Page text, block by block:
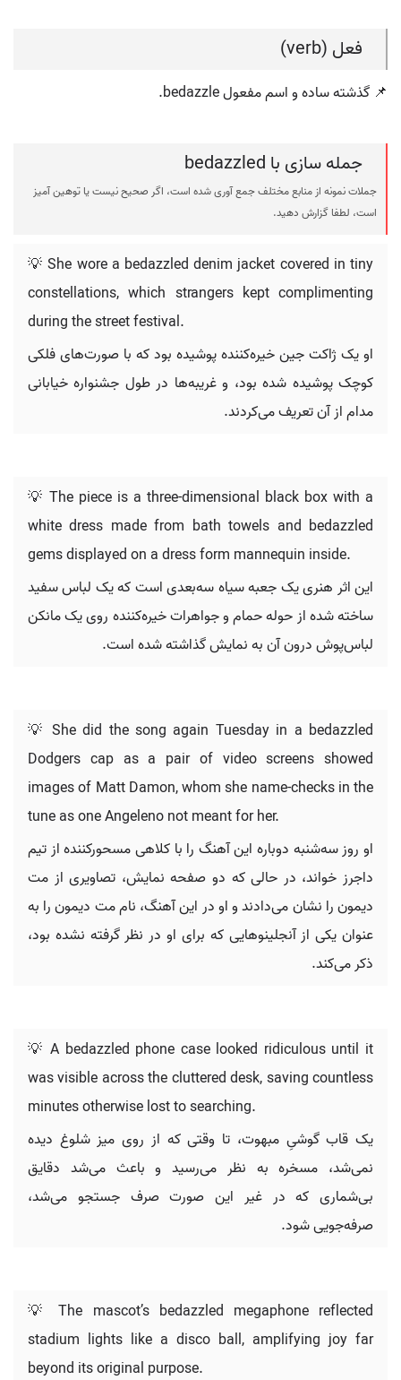
فعل (verb)
📌 گذشته ساده و اسم مفعول bedazzle.
جمله سازی با bedazzled
جملات نمونه از منابع مختلف جمع آوری شده است، اگر صحیح نیست یا توهین آمیز
است، لطفا گزارش دهید.
💡 She wore a bedazzled denim jacket covered in tiny
constellations, which strangers kept complimenting
during the street festival.
او یک ژاکت جین خیره‌کننده پوشیده بود که با صورت‌های فلکی
کوچک پوشیده شده بود، و غریبه‌ها در طول جشنواره خیابانی
مدام از آن تعریف می‌کردند.
💡 The piece is a three-dimensional black box with a
white dress made from bath towels and bedazzled
gems displayed on a dress form mannequin inside.
این اثر هنری یک جعبه سیاه سه‌بعدی است که یک لباس سفید
ساخته شده از حوله حمام و جواهرات خیره‌کننده روی یک مانکن
لباس‌پوش درون آن به نمایش گذاشته شده است.
💡 She did the song again Tuesday in a bedazzled
Dodgers cap as a pair of video screens showed
images of Matt Damon, whom she name-checks in the
tune as one Angeleno not meant for her.
او روز سه‌شنبه دوباره این آهنگ را با کلاهی مسحورکننده از تیم
داجرز خواند، در حالی که دو صفحه نمایش، تصاویری از مت
دیمون را نشان می‌دادند و او در این آهنگ، نام مت دیمون را به
عنوان یکی از آنجلینوهایی که برای او در نظر گرفته نشده بود،
ذکر می‌کند.
💡 A bedazzled phone case looked ridiculous until it
was visible across the cluttered desk, saving countless
minutes otherwise lost to searching.
یک قاب گوشیِ مبهوت، تا وقتی که از روی میز شلوغ دیده
نمی‌شد، مسخره به نظر می‌رسید و باعث می‌شد دقایق
بی‌شماری که در غیر این صورت صرف جستجو می‌شد،
صرفه‌جویی شود.
💡 The mascot’s bedazzled megaphone reflected
stadium lights like a disco ball, amplifying joy far
beyond its original purpose.